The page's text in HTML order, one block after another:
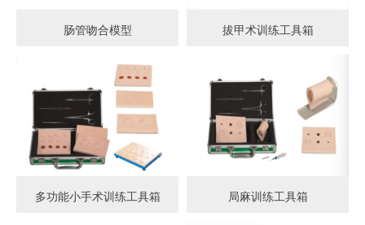
肠管吻合模型 拔甲术训练工具箱
多功能小手术训练工具箱 局麻训练工具箱